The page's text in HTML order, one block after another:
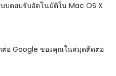
บตอบรับอัตโนมัติใน Mac OS X
ต่อ Google ของคุณในสมุดติดต่อ